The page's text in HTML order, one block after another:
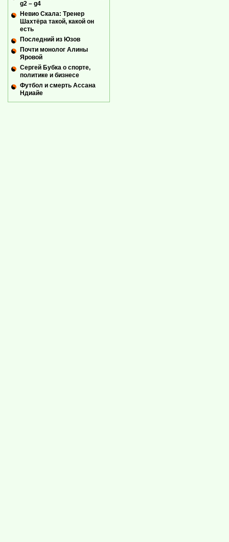
g2 – g4
Невио Скала: Тренер
Шахтёра такой, какой он
есть
Последний из Юзов
Почти монолог Алины
Яровой
Сергей Бубка о спорте,
политике и бизнесе
Футбол и смерть Ассана
Ндиайе